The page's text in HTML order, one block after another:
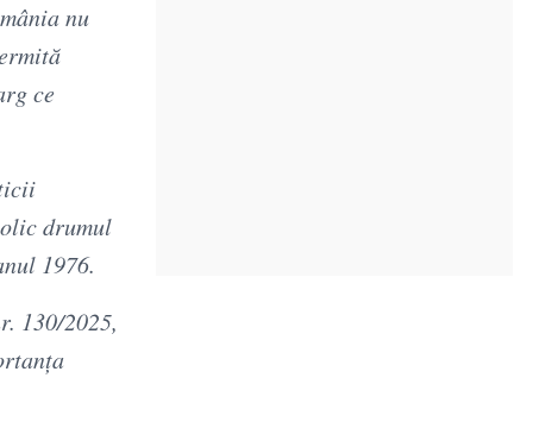
nu
ce
drumul
1976.
130/2025,